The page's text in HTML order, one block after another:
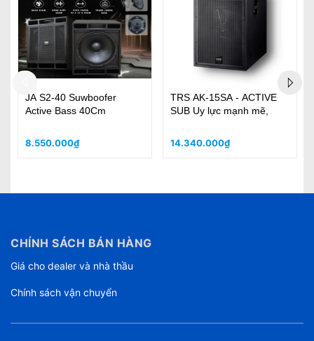
ANT Greenhead sub 15S -
Sub 4 tấc ANT-italia
20.534.000₫
ANT Greenhead 18S -
1600W - Sub 5 tấc ANT-
24.599.000₫
CHÍNH SÁCH BÁN HÀNG
Giá cho dealer và nhà thầu
Chính sách vận chuyển